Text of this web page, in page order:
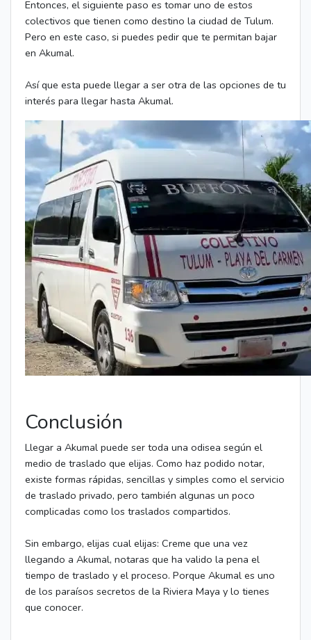
Entonces, el siguiente paso es tomar uno de estos
colectivos que tienen como destino la ciudad de Tulum.
Pero en este caso, si puedes pedir que te permitan bajar
en Akumal.
Así que esta puede llegar a ser otra de las opciones de tu
interés para llegar hasta Akumal.
Conclusión
Llegar a Akumal puede ser toda una odisea según el
medio de traslado que elijas. Como haz podido notar,
existe formas rápidas, sencillas y simples como el servicio
de traslado privado, pero también algunas un poco
complicadas como los traslados compartidos.
Sin embargo, elijas cual elijas: Creme que una vez
llegando a Akumal, notaras que ha valido la pena el
tiempo de traslado y el proceso. Porque Akumal es uno
de los paraísos secretos de la Riviera Maya y lo tienes
que conocer.